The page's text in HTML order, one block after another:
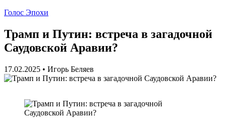
Голос Эпохи
Трамп и Путин: встреча в загадочной
Саудовской Аравии?
17.02.2025 • Игорь Беляев